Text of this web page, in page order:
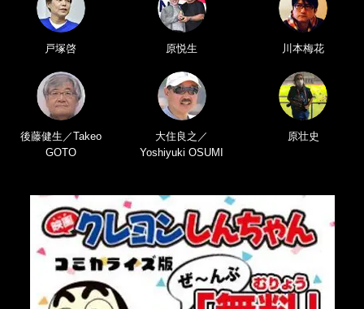
戸塚啓 原悦生 川本梅花
後藤健生／Takeo
GOTO
大住良之／
Yoshiyuki OSUMI
原壮史